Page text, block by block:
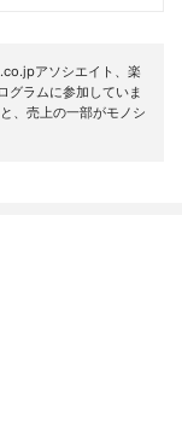
アソシエイト、楽
グラムに参加していま
、売上の一部がモノシ